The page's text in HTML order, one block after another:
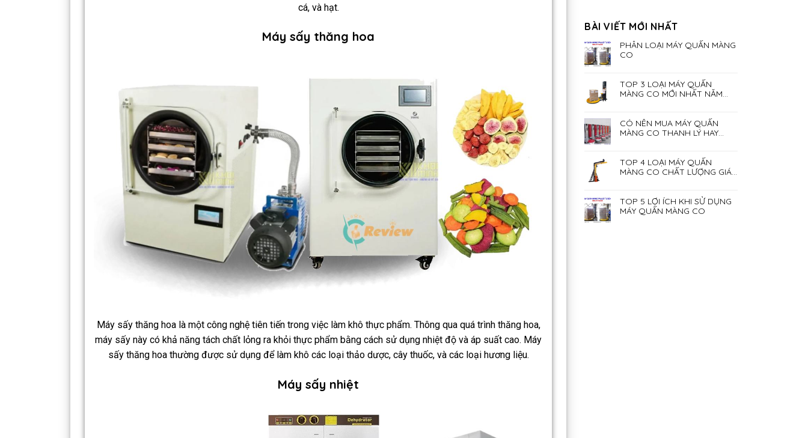
cá, và hạt.
Máy sấy thăng hoa
Máy sấy thăng hoa là một công nghệ tiên tiến trong việc làm khô thực phẩm. Thông qua quá trình thăng hoa,
máy sấy này có khả năng tách chất lỏng ra khỏi thực phẩm bằng cách sử dụng nhiệt độ và áp suất cao. Máy
sấy thăng hoa thường được sử dụng để làm khô các loại thảo dược, cây thuốc, và các loại hương liệu.
Máy sấy nhiệt
BÀI VIẾT MỚI NHẤT
PHÂN LOẠI MÁY QUẤN MÀNG
CO
TOP 3 LOẠI MÁY QUẤN
MÀNG CO MỚI NHẤT NĂM
CÓ NÊN MUA MÁY QUẤN
MÀNG CO THANH LÝ HAY
TOP 4 LOẠI MÁY QUẤN
MÀNG CO CHẤT LƯỢNG GIÁ
TOP 5 LỢI ÍCH KHI SỬ DỤNG
MÁY QUẤN MÀNG CO